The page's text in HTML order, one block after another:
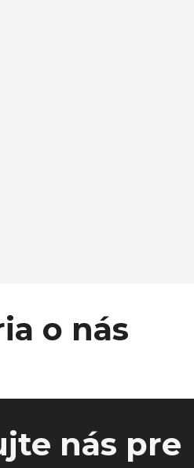
o nás
nás pre